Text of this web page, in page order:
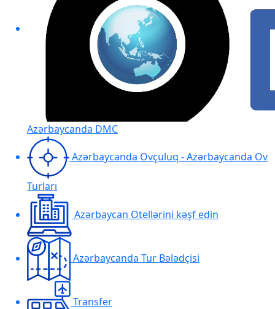
Azərbaycanda DMC
Azərbaycanda Ovçuluq - Azərbaycanda Ov
Turları
Azərbaycan Otellərini kəşf edin
Azərbaycanda Tur Bələdçisi
Transfer